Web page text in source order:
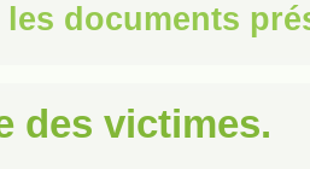
les documents
des victimes.